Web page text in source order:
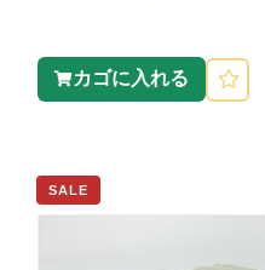
カゴに入れる
SALE